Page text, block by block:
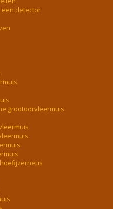
een detector
grootoorvleermuis